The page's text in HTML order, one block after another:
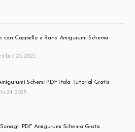
con Cappello e Rana Amigurumi Schema
25, 2025
Schemi PDF Itala Tutorial Gratis
24, 2025
PDF Amigurumi Schema Gratis